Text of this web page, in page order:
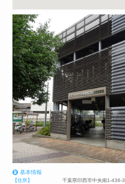
基本情報
【住所】
千葉県印西市中央南1-436-3